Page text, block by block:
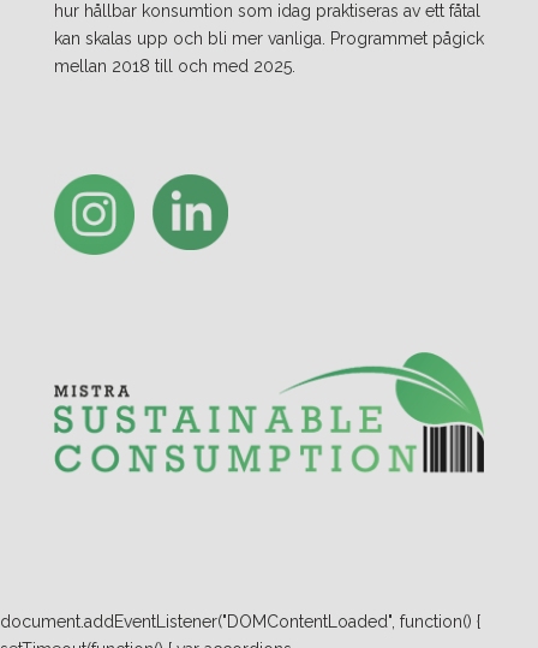
hur hållbar konsumtion som idag praktiseras av ett fåtal
kan skalas upp och bli mer vanliga. Programmet pågick
mellan 2018 till och med 2025.
document.addEventListener("DOMContentLoaded", function() {